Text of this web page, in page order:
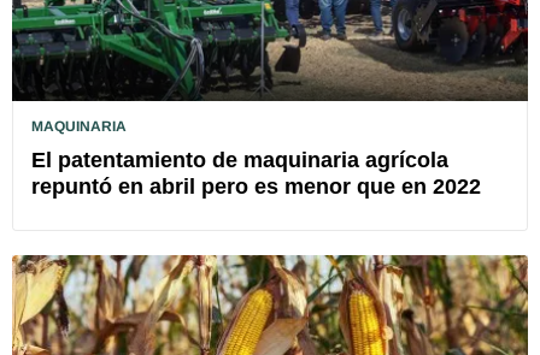
MAQUINARIA
El patentamiento de maquinaria agrícola
repuntó en abril pero es menor que en 2022